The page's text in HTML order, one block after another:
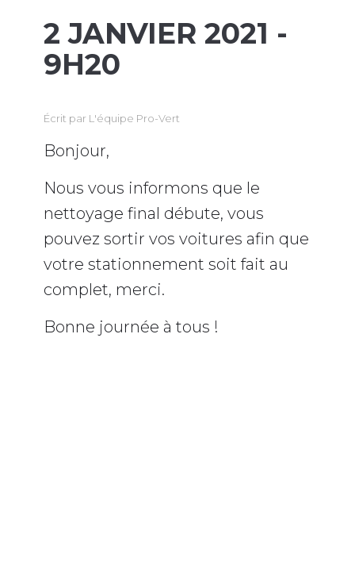
2 JANVIER 2021 -
9H20
Écrit par L'équipe Pro-Vert
Bonjour,
Nous vous informons que le
nettoyage final débute, vous
pouvez sortir vos voitures afin que
votre stationnement soit fait au
complet, merci.
Bonne journée à tous !